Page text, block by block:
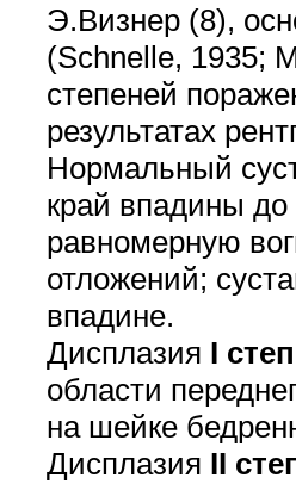
Э.Визнер (8),
(Schnelle, 1935;
степеней
результатах
Нормальный
край впадины до
равномерную
отложений;
впадине.
Дисплазия I
области
на шейке
Дисплазия II